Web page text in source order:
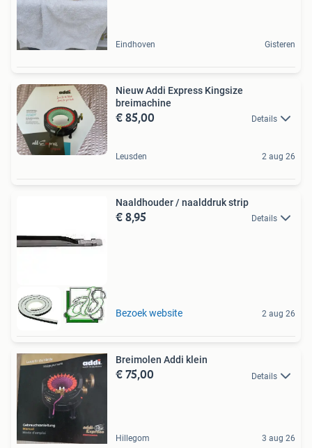
Eindhoven Gisteren
Nieuw Addi Express Kingsize
breimachine
€ 85,00 Details
Leusden 2 aug 26
Naaldhouder / naalddruk strip
€ 8,95 Details
Bezoek website 2 aug 26
Breimolen Addi klein
€ 75,00 Details
Hillegom 3 aug 26